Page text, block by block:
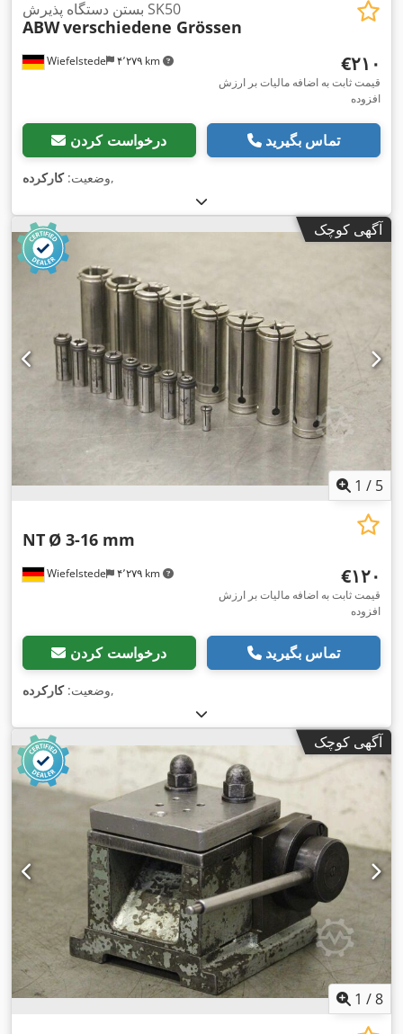
Wiefelstede ۴٬۲۷۹ km
بستن دستگاه پذیرش SK50
ABWverschiedene Grössen
‎€۲۱۰
قیمت ثابت به اضافه مالیات بر ارزش
افزوده
درخواست کردن تماس بگیرید
وضعیت:کارکرده ,
آگهی کوچک
1 / 5
Wiefelstede ۴٬۲۷۹ km
NT Ø 3-16 mm
‎€۱۲۰
قیمت ثابت به اضافه مالیات بر ارزش
افزوده
درخواست کردن تماس بگیرید
وضعیت:کارکرده ,
آگهی کوچک
1 /8